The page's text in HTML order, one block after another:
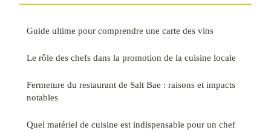
Guide ultime pour comprendre une carte des vins
Le rôle des chefs dans la promotion de la cuisine locale
Fermeture du restaurant de Salt Bae : raisons et impacts
notables
Quel matériel de cuisine est indispensable pour un chef